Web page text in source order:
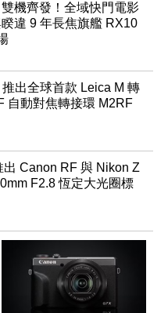
機齊發！全域快門電影
違 9 年長焦旗艦 RX10
推出全球首款 Leica M 轉
自動對焦轉接環 M2RF
出 Canon RF 與 Nikon Z
F2.8 恆定大光圈標